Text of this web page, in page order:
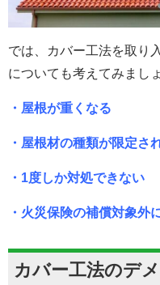
では、カバー工法を取り
についても考えてみまし
・屋根が重くなる
・屋根材の種類が限定さ
・1度しか対処できない
・火災保険の補償対象外
カバー工法のデ